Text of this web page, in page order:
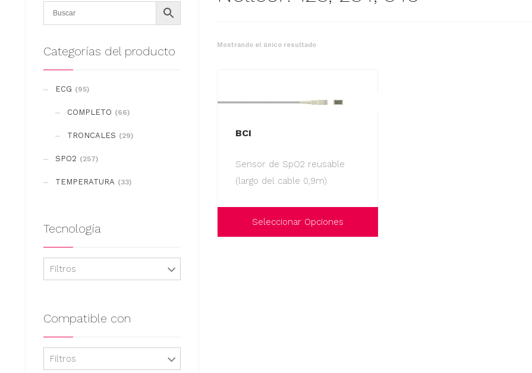
Mostrando el único resultado
BCI
Sensor de SpO2 reusable
(largo del cable 0,9m).
Seleccionar Opciones
Categorías del producto
ECG (95)
COMPLETO (66)
TRONCALES (29)
SPO2 (257)
TEMPERATURA (33)
Tecnología
Filtros
Compatible con
Filtros